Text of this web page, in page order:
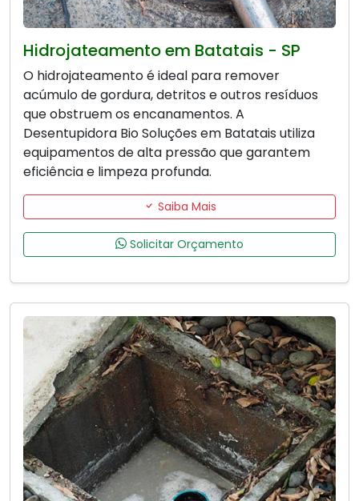
Hidrojateamento em Batatais - SP
O hidrojateamento é ideal para remover
acúmulo de gordura, detritos e outros resíduos
que obstruem os encanamentos. A
Desentupidora Bio Soluções em Batatais utiliza
equipamentos de alta pressão que garantem
eficiência e limpeza profunda.
Saiba Mais
Solicitar Orçamento